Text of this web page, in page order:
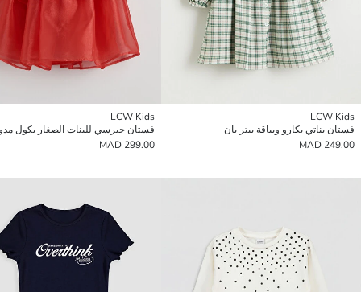
LCW Kids
فستان بناتي بكارو وبياقة بيتر بان
249.00 MAD
LCW Kids
فستان جيرسي للبنات الصغار بكول
299.00 MAD